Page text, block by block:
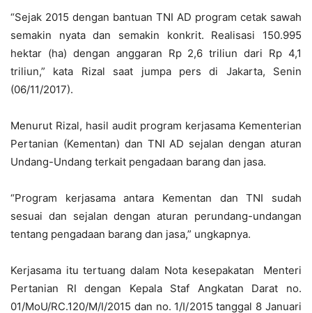
“Sejak 2015 dengan bantuan TNI AD program cetak sawah
semakin nyata dan semakin konkrit. Realisasi 150.995
hektar (ha) dengan anggaran Rp 2,6 triliun dari Rp 4,1
triliun,” kata Rizal saat jumpa pers di Jakarta, Senin
(06/11/2017).
Menurut Rizal, hasil audit program kerjasama Kementerian
Pertanian (Kementan) dan TNI AD sejalan dengan aturan
Undang-Undang terkait pengadaan barang dan jasa.
“Program kerjasama antara Kementan dan TNI sudah
sesuai dan sejalan dengan aturan perundang-undangan
tentang pengadaan barang dan jasa,” ungkapnya.
Kerjasama itu tertuang dalam Nota kesepakatan Menteri
Pertanian RI dengan Kepala Staf Angkatan Darat no.
01/MoU/RC.120/M/I/2015 dan no. 1/I/2015 tanggal 8 Januari